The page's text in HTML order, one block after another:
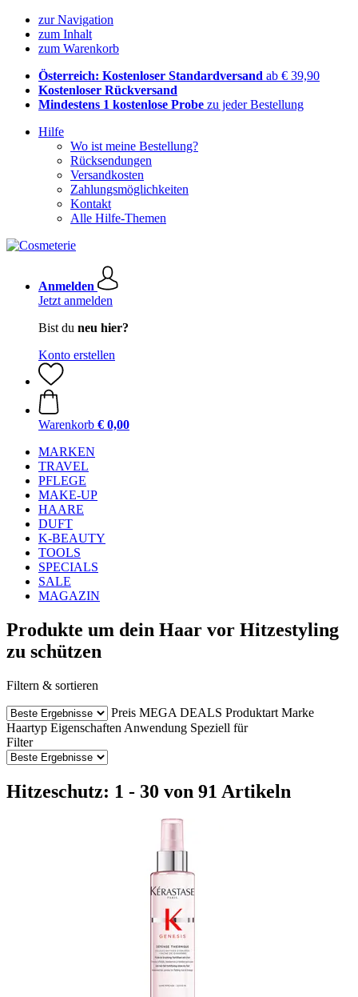
zur Navigation
zum Inhalt
zum Warenkorb
Österreich: Kostenloser Standardversand ab € 39,90
Kostenloser Rückversand
Mindestens 1 kostenlose Probe zu jeder Bestellung
Hilfe
Wo ist meine Bestellung?
Rücksendungen
Versandkosten
Zahlungsmöglichkeiten
Kontakt
Alle Hilfe-Themen
Anmelden
Jetzt anmelden
Bist du neu hier?
Konto erstellen
Warenkorb € 0,00
MARKEN
TRAVEL
PFLEGE
MAKE-UP
HAARE
DUFT
K-BEAUTY
TOOLS
SPECIALS
SALE
MAGAZIN
Produkte um dein Haar vor Hitzestyling
zu schützen
Filtern & sortieren
Preis MEGA DEALS Produktart Marke
Haartyp Eigenschaften Anwendung Speziell für
Filter
Hitzeschutz: 1 - 30 von 91 Artikeln